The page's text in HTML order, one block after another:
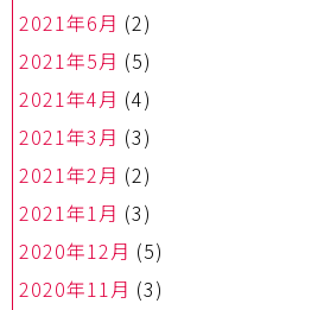
2021年6月 (2)
2021年5月 (5)
2021年4月 (4)
2021年3月 (3)
2021年2月 (2)
2021年1月 (3)
2020年12月 (5)
2020年11月 (3)